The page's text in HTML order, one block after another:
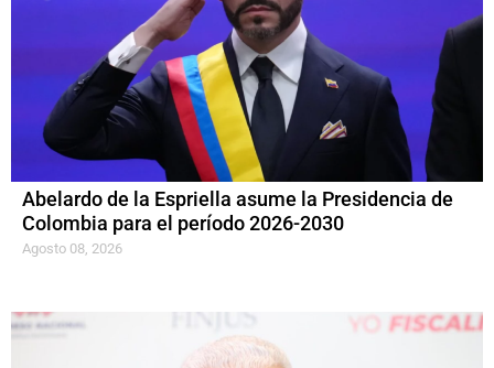
Abelardo de la Espriella asume la Presidencia de
Colombia para el período 2026-2030
Agosto 08, 2026